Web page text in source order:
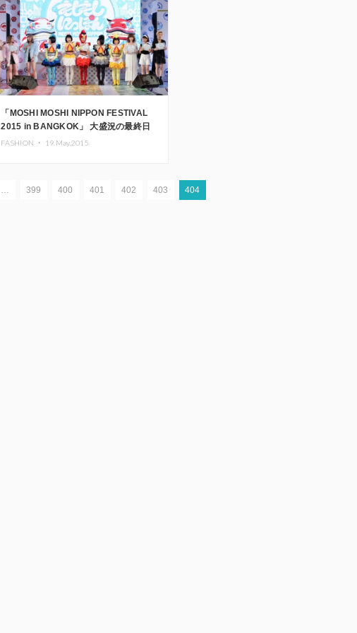
「MOSHI MOSHI NIPPON FESTIVAL
2015 in BANGKOK」 大盛況の最終日
アフターレポ
FASHION ・ 19.May.2015
… 399 400 401 402 403 404